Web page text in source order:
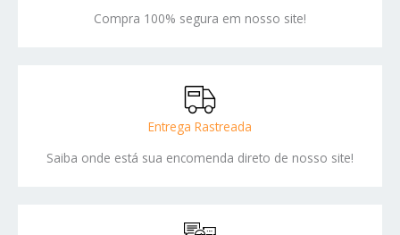
Compra 100% segura em nosso site!
Entrega Rastreada
Saiba onde está sua encomenda direto de nosso site!